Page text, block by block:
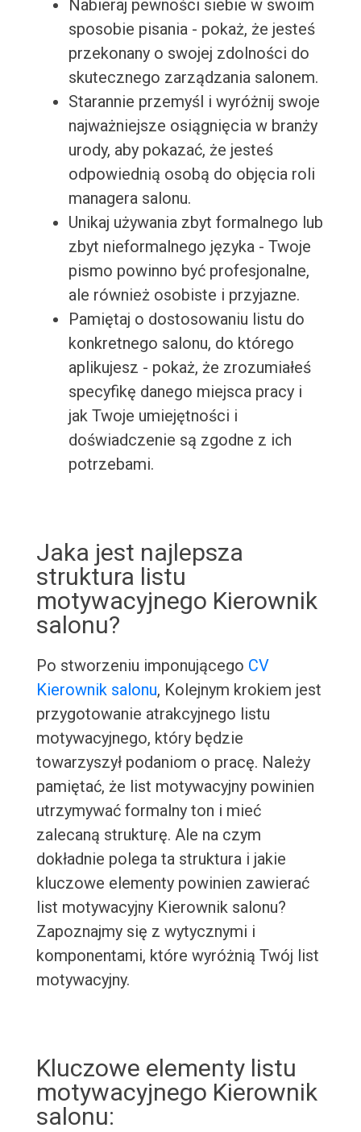
Nabieraj pewności siebie w swoim
sposobie pisania - pokaż, że jesteś
przekonany o swojej zdolności do
skutecznego zarządzania salonem.
Starannie przemyśl i wyróżnij swoje
najważniejsze osiągnięcia w branży
urody, aby pokazać, że jesteś
odpowiednią osobą do objęcia roli
managera salonu.
Unikaj używania zbyt formalnego lub
zbyt nieformalnego języka - Twoje
pismo powinno być profesjonalne,
ale również osobiste i przyjazne.
Pamiętaj o dostosowaniu listu do
konkretnego salonu, do którego
aplikujesz - pokaż, że zrozumiałeś
specyfikę danego miejsca pracy i
jak Twoje umiejętności i
doświadczenie są zgodne z ich
potrzebami.
Jaka jest najlepsza
struktura listu
motywacyjnego Kierownik
salonu?
Po stworzeniu imponującego CV
Kierownik salonu, Kolejnym krokiem jest
przygotowanie atrakcyjnego listu
motywacyjnego, który będzie
towarzyszył podaniom o pracę. Należy
pamiętać, że list motywacyjny powinien
utrzymywać formalny ton i mieć
zalecaną strukturę. Ale na czym
dokładnie polega ta struktura i jakie
kluczowe elementy powinien zawierać
list motywacyjny Kierownik salonu?
Zapoznajmy się z wytycznymi i
komponentami, które wyróżnią Twój list
motywacyjny.
Kluczowe elementy listu
motywacyjnego Kierownik
salonu: